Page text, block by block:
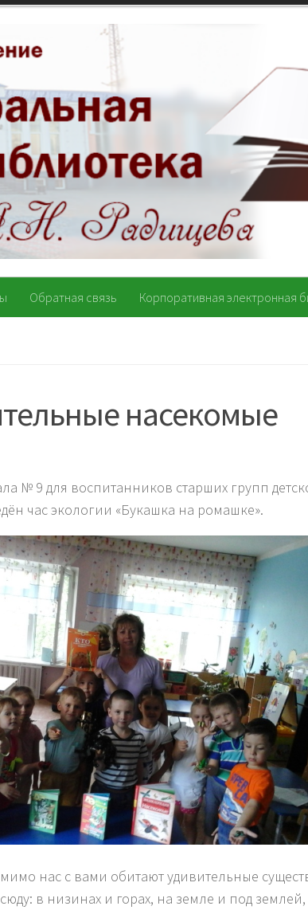
Обратная связь Корпоративная электронная
насекомые
№ 9 для воспитанников старших групп
час экологии «Букашка на ромашке».
нас с вами обитают удивительные
в низинах и горах, на земле и под